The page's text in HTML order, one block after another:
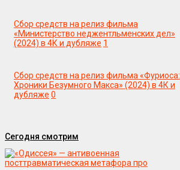
Сбор средств на релиз фильма
«Министерство неджентльменских дел»
(2024) в 4К и дубляже 1
Сбор средств на релиз фильма «Фуриоса:
Хроники Безумного Макса» (2024) в 4К и
дубляже 0
Сегодня смотрим